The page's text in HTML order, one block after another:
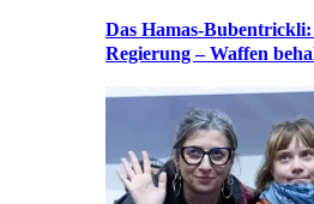
Das Hamas-
Regierung – Waffen